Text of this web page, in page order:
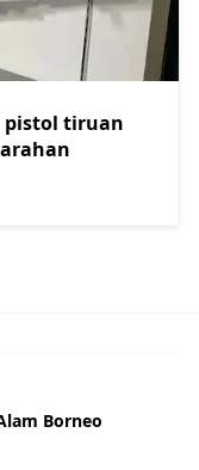
pistol tiruan
Borneo